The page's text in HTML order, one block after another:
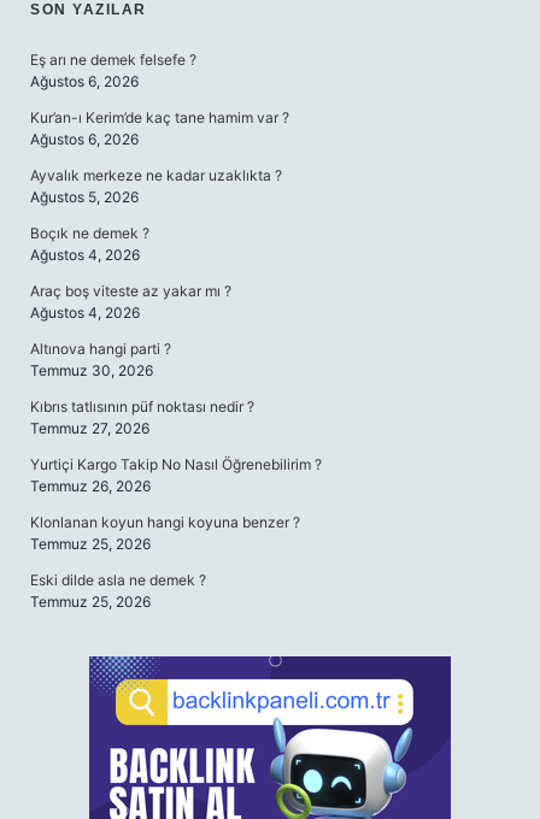
SIDEBAR
SON YAZILAR
Eş arı ne demek felsefe ?
Ağustos 6, 2026
Kur’an-ı Kerim’de kaç tane hamim var ?
Ağustos 6, 2026
Ayvalık merkeze ne kadar uzaklıkta ?
Ağustos 5, 2026
Boçık ne demek ?
Ağustos 4, 2026
Araç boş viteste az yakar mı ?
Ağustos 4, 2026
Altınova hangi parti ?
Temmuz 30, 2026
Kıbrıs tatlısının püf noktası nedir ?
Temmuz 27, 2026
Yurtiçi Kargo Takip No Nasıl Öğrenebilirim ?
Temmuz 26, 2026
Klonlanan koyun hangi koyuna benzer ?
Temmuz 25, 2026
Eski dilde asla ne demek ?
Temmuz 25, 2026